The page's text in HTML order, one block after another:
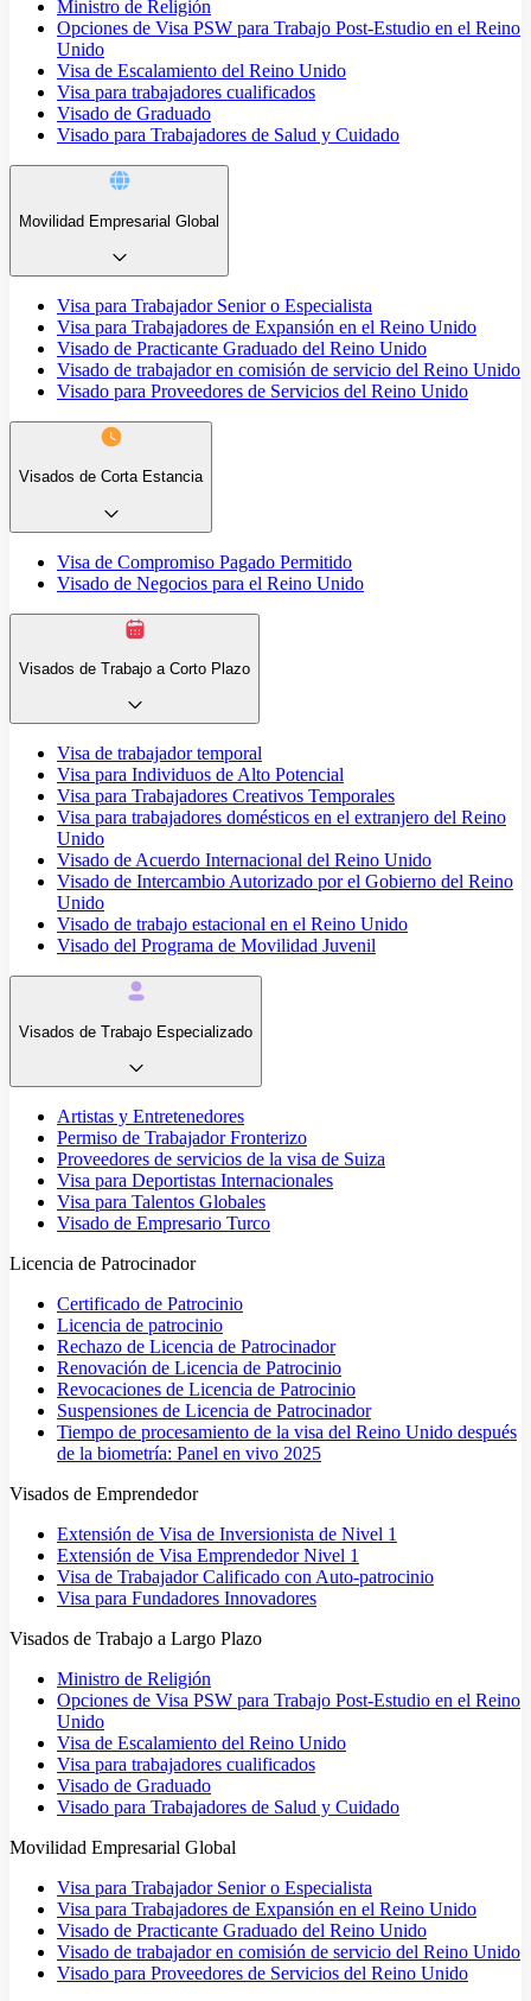
Ministro de Religión
Opciones de Visa PSW para Trabajo Post-Estudio en el Reino
Unido
Visa de Escalamiento del Reino Unido
Visa para trabajadores cualificados
Visado de Graduado
Visado para Trabajadores de Salud y Cuidado
Movilidad Empresarial Global
Visa para Trabajador Senior o Especialista
Visa para Trabajadores de Expansión en el Reino Unido
Visado de Practicante Graduado del Reino Unido
Visado de trabajador en comisión de servicio del Reino Unido
Visado para Proveedores de Servicios del Reino Unido
Visados de Corta Estancia
Visa de Compromiso Pagado Permitido
Visado de Negocios para el Reino Unido
Visados de Trabajo a Corto Plazo
Visa de trabajador temporal
Visa para Individuos de Alto Potencial
Visa para Trabajadores Creativos Temporales
Visa para trabajadores domésticos en el extranjero del Reino
Unido
Visado de Acuerdo Internacional del Reino Unido
Visado de Intercambio Autorizado por el Gobierno del Reino
Unido
Visado de trabajo estacional en el Reino Unido
Visado del Programa de Movilidad Juvenil
Visados de Trabajo Especializado
Artistas y Entretenedores
Permiso de Trabajador Fronterizo
Proveedores de servicios de la visa de Suiza
Visa para Deportistas Internacionales
Visa para Talentos Globales
Visado de Empresario Turco
Licencia de Patrocinador
Certificado de Patrocinio
Licencia de patrocinio
Rechazo de Licencia de Patrocinador
Renovación de Licencia de Patrocinio
Revocaciones de Licencia de Patrocinio
Suspensiones de Licencia de Patrocinador
Tiempo de procesamiento de la visa del Reino Unido después
de la biometría: Panel en vivo 2025
Visados de Emprendedor
Extensión de Visa de Inversionista de Nivel 1
Extensión de Visa Emprendedor Nivel 1
Visa de Trabajador Calificado con Auto-patrocinio
Visa para Fundadores Innovadores
Visados de Trabajo a Largo Plazo
Ministro de Religión
Opciones de Visa PSW para Trabajo Post-Estudio en el Reino
Unido
Visa de Escalamiento del Reino Unido
Visa para trabajadores cualificados
Visado de Graduado
Visado para Trabajadores de Salud y Cuidado
Movilidad Empresarial Global
Visa para Trabajador Senior o Especialista
Visa para Trabajadores de Expansión en el Reino Unido
Visado de Practicante Graduado del Reino Unido
Visado de trabajador en comisión de servicio del Reino Unido
Visado para Proveedores de Servicios del Reino Unido